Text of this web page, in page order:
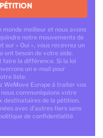
monde meilleur et nous avons
notre mouvements de
sur « Oui », vous recevrez un
ont besoin de votre aide.
faire la différence. Si la loi
un e-mail pour
liste.
WeMove Europe à traiter vos
communiquions votre
destinataires de la pétition.
avec d'autres tiers sans
de confidentialité